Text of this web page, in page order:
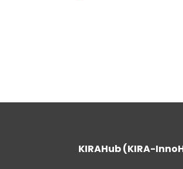
KIRAHub (KIRA-